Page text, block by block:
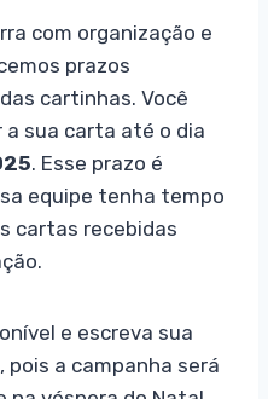
com organização e
prazos
cartinhas. Você
a sua carta até o dia
. Esse prazo é
equipe tenha tempo
cartas recebidas
e escreva sua
a campanha será